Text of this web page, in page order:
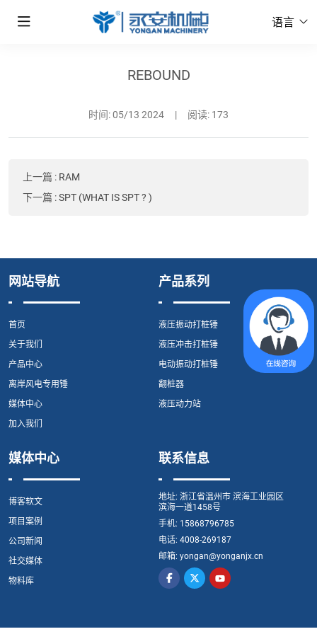
语言
REBOUND
时间:05/13 2024 | 阅读: 173
上一篇 : RAM
下一篇 :SPT (WHAT IS SPT ? )
网站导航
首页
关于我们
产品中心
离岸风电专用锤
媒体中心
加入我们
产品系列
液压振动打桩锤
液压冲击打桩锤
电动振动打桩锤
翻桩器
液压动力站
媒体中心
博客软文
项目案例
公司新闻
社交媒体
物料库
联系信息
地址: 浙江省温州市 滨海工业园区
滨海一道1458号
手机: 15868796785
电话: 4008-269187
邮箱: yongan@yonganjx.cn